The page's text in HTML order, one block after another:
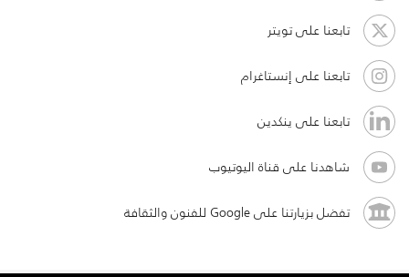
تابعنا على تويتر
تابعنا على إنستاغرام
تابعنا على ينكدين
شاهدنا على قناة اليوتيوب
تفضل بزيارتنا على Google للفنون والثقافة